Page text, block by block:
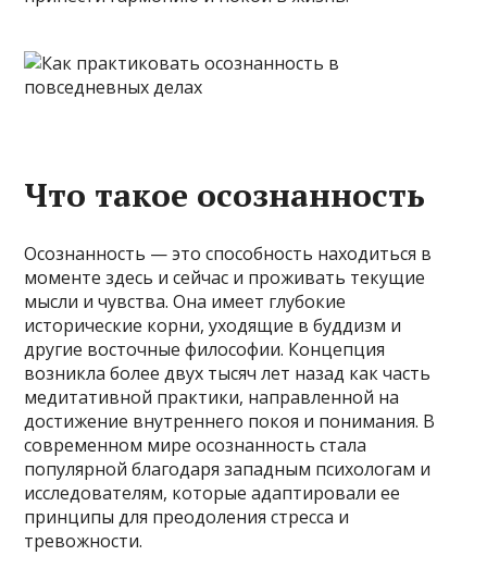
Что такое осознанность
Осознанность — это способность находиться в
моменте здесь и сейчас и проживать текущие
мысли и чувства. Она имеет глубокие
исторические корни, уходящие в буддизм и
другие восточные философии. Концепция
возникла более двух тысяч лет назад как часть
медитативной практики, направленной на
достижение внутреннего покоя и понимания. В
современном мире осознанность стала
популярной благодаря западным психологам и
исследователям, которые адаптировали ее
принципы для преодоления стресса и
тревожности.